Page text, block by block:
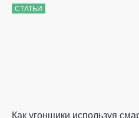
СТАТЬИ
Как угонщики используя